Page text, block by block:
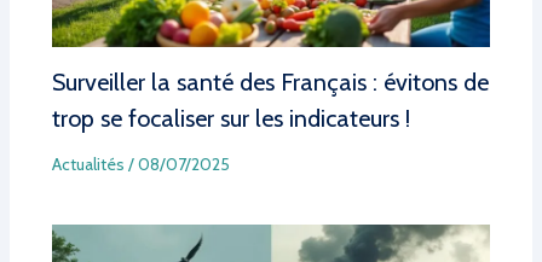
Surveiller la santé des Français : évitons de
trop se focaliser sur les indicateurs !
Actualités /08/07/2025